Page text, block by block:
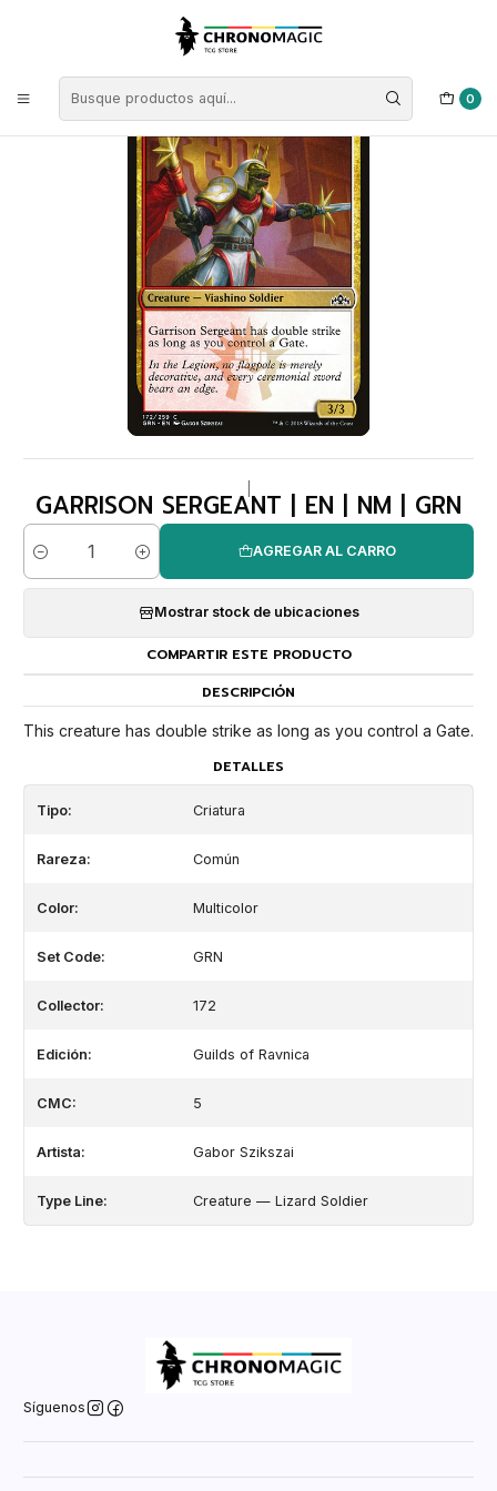
0
Singles de Magic: The Gathering
Garrison Sergeant | EN | NM | GRN
GARRISON SERGEANT | EN | NM | GRN
Cantidad
AGREGAR AL CARRO
Mostrar stock de ubicaciones
COMPARTIR ESTE PRODUCTO
DESCRIPCIÓN
This creature has double strike as long as you control a Gate.
DETALLES
Tipo: Criatura
Rareza: Común
Color: Multicolor
Set Code: GRN
Collector: 172
Edición: Guilds of Ravnica
CMC: 5
Artista: Gabor Szikszai
Type Line: Creature — Lizard Soldier
Síguenos